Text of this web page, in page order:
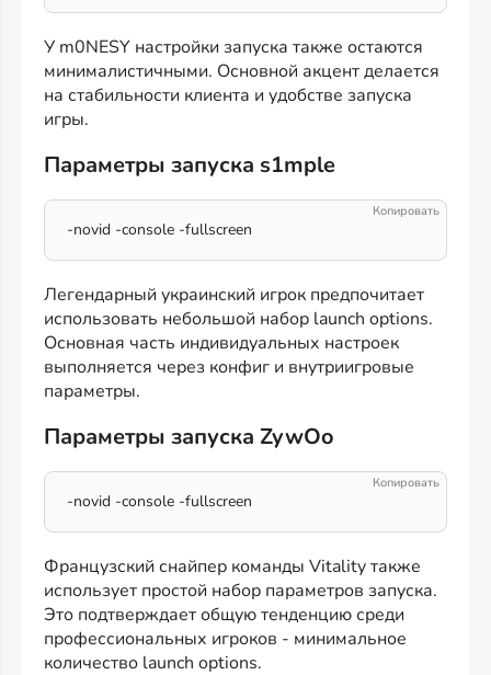
У m0NESY настройки запуска также остаются
минималистичными. Основной акцент делается
на стабильности клиента и удобстве запуска
игры.
Параметры запуска s1mple
-novid -console -fullscreen
Легендарный украинский игрок предпочитает
использовать небольшой набор launch options.
Основная часть индивидуальных настроек
выполняется через конфиг и внутриигровые
параметры.
Параметры запуска ZywOo
-novid -console -fullscreen
Французский снайпер команды Vitality также
использует простой набор параметров запуска.
Это подтверждает общую тенденцию среди
профессиональных игроков - минимальное
количество launch options.